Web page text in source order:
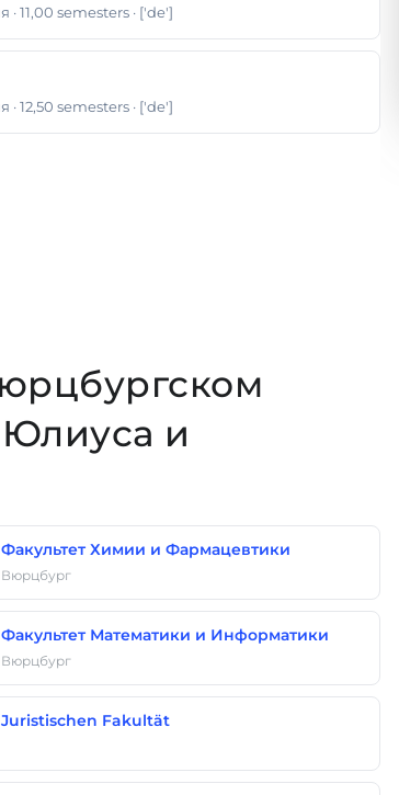
· 11,00 semesters · ['de']
· 12,50 semesters · ['de']
и
Факультет Химии и Фармацевтики
Вюрцбург
Факультет Математики и Информатики
Вюрцбург
Juristischen Fakultät